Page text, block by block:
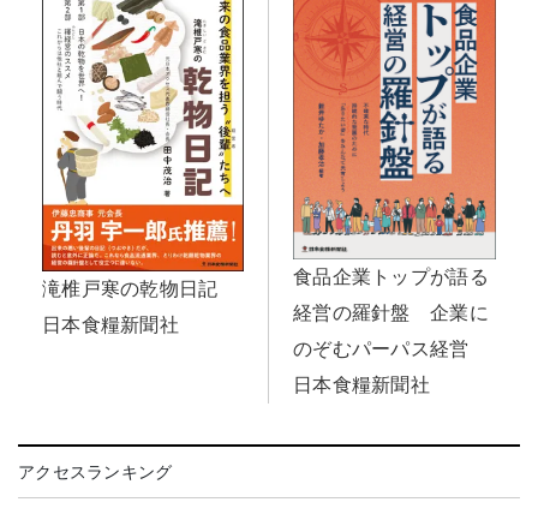
滝椎戸寒の乾物日記
日本食糧新聞社
食品企業トップが語る
経営の羅針盤 企業に
のぞむパーパス経営
日本食糧新聞社
アクセスランキング